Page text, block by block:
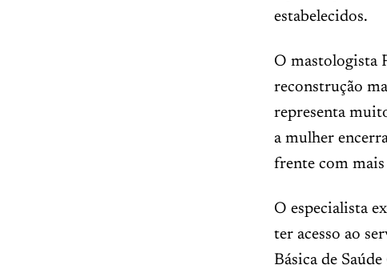
estabelecidos.
O mastologista
reconstrução
representa
a mulher
frente com mais
O especialista
ter acesso ao
Básica de